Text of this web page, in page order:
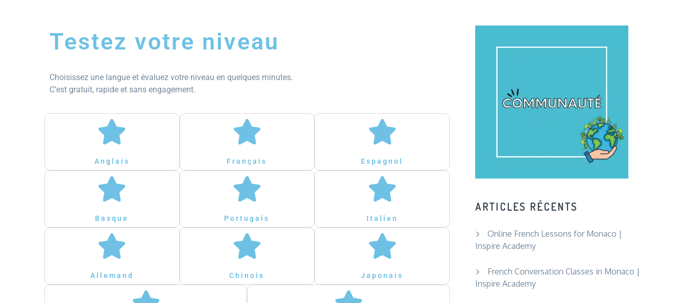
Testez votre niveau
Choisissez une langue et évaluez votre niveau en quelques minutes.
C’est gratuit, rapide et sans engagement.
Anglais Français Espagnol
Basque Portugais Italien
Allemand Chinois Japonais
ARTICLES RÉCENTS
Online French Lessons for Monaco |
Inspire Academy
French Conversation Classes in Monaco |
Inspire Academy